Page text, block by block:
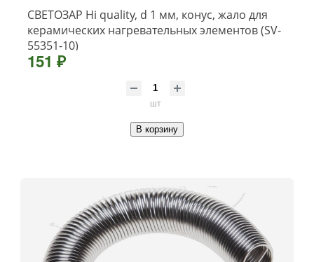
СВЕТОЗАР Hi quality, d 1 мм, конус, жало для
керамических нагревательных элементов (SV-
55351-10)
151 ₽
шт
В корзину